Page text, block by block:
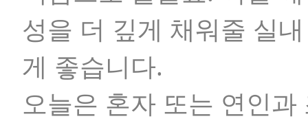
성을 더 깊게 채워줄 실
게 좋습니다.
오늘은 혼자 또는 연인